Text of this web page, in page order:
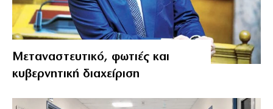
Μεταναστευτικό, φωτιές και
κυβερνητική διαχείριση